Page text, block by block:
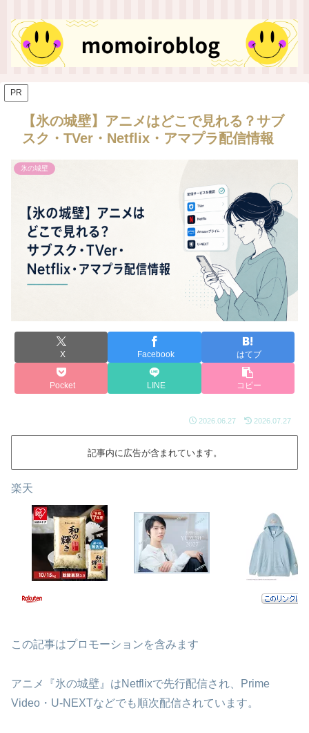
PR
【氷の城壁】アニメはどこで見れる？サブ
スク・TVer・Netflix・アマプラ配信情報
氷の城壁
X Facebook はてブ
Pocket LINE コピー
2026.06.27 2026.07.27
記事内に広告が含まれています。
楽天
この記事はプロモーションを含みます
アニメ『氷の城壁』はNetflixで先行配信され、Prime
Video・U-NEXTなどでも順次配信されています。